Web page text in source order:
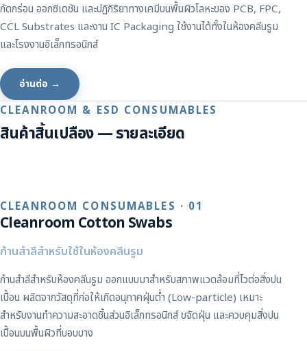
กัดกร่อน ออกซิเดชัน และปฏิกิริยาทางเคมีบนพื้นผิวโลหะของ PCB, FPC,
CCL Substrates และงาน IC Packaging ใช้งานได้ทั้งในห้องคลีนรูม
และโรงงานอิเล็กทรอนิกส์
อ่านต่อ →
CLEANROOM & ESD CONSUMABLES
สินค้าสิ้นเปลือง — รายละเอียด
CLEANROOM CONSUMABLES · 01
Cleanroom Cotton Swabs
ก้านสำลีสำหรับใช้ในห้องคลีนรูม
ก้านสำลีสำหรับห้องคลีนรูม ออกแบบมาสำหรับสภาพแวดล้อมที่ไวต่อสิ่งปน
เปื้อน ผลิตจากวัสดุที่ก่อให้เกิดอนุภาคฝุ่นต่ำ (Low-particle) เหมาะ
สำหรับงานทำความสะอาดชิ้นส่วนอิเล็กทรอนิกส์ ขจัดฝุ่น และควบคุมสิ่งปน
เปื้อนบนพื้นผิวที่บอบบาง